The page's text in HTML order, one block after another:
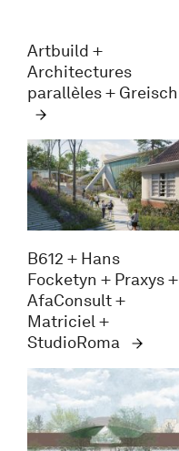
Artbuild +
Architectures
parallèles + Greisch
B612 + Hans
Focketyn + Praxys +
AfaConsult +
Matriciel +
StudioRoma